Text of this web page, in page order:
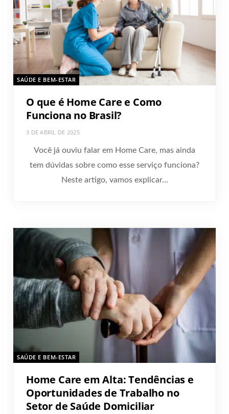
SAÚDE E BEM-ESTAR
O que é Home Care e Como
Funciona no Brasil?
3 DE ABRIL DE 2025
Você já ouviu falar em Home Care, mas ainda
tem dúvidas sobre como esse serviço funciona?
Neste artigo, vamos explicar…
SAÚDE E BEM-ESTAR
​Home Care em Alta: Tendências e
Oportunidades de Trabalho no
Setor de Saúde Domiciliar​